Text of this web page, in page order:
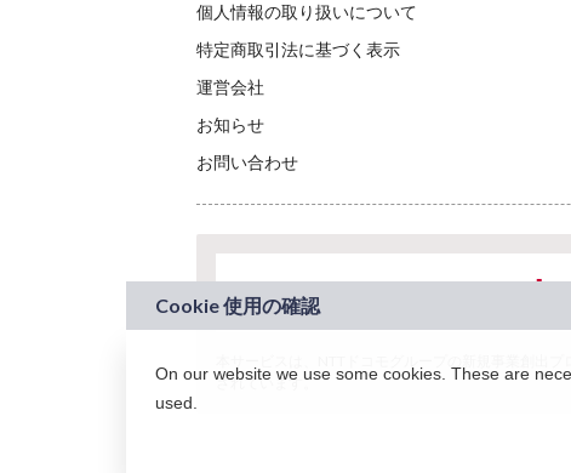
個人情報の取り扱いについて
特定商取引法に基づく表示
運営会社
お知らせ
お問い合わせ
されています。
On our website we use some cookies. These are
used.